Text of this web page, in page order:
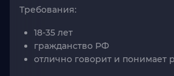
Требования:
18-35 лет
гражданство РФ
отлично говорит и понимает